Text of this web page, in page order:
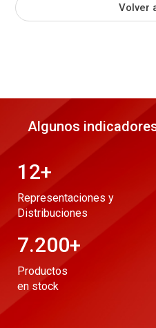
Volver
Algunos
12+
Representaciones y
Distribuciones
7.200+
Productos
en stock